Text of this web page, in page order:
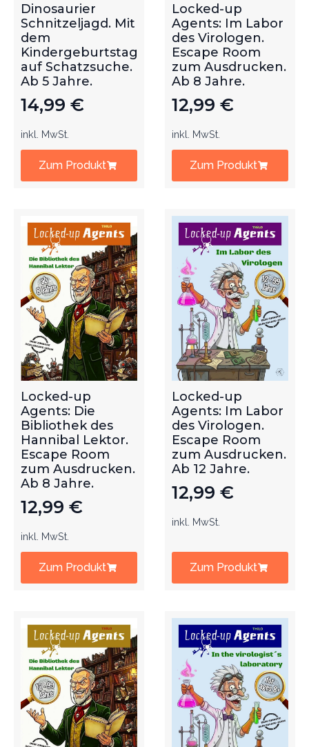
Dinosaurier
Schnitzeljagd. Mit
dem
Kindergeburtstag
auf Schatzsuche.
Ab 5 Jahre.
14,99 €
inkl. MwSt.
Zum Produkt
Locked-up
Agents: Im Labor
des Virologen.
Escape Room
zum Ausdrucken.
Ab 8 Jahre.
12,99 €
inkl. MwSt.
Zum Produkt
Locked-up
Agents: Die
Bibliothek des
Hannibal Lektor.
Escape Room
zum Ausdrucken.
Ab 8 Jahre.
12,99 €
inkl. MwSt.
Zum Produkt
Locked-up
Agents: Im Labor
des Virologen.
Escape Room
zum Ausdrucken.
Ab 12 Jahre.
12,99 €
inkl. MwSt.
Zum Produkt